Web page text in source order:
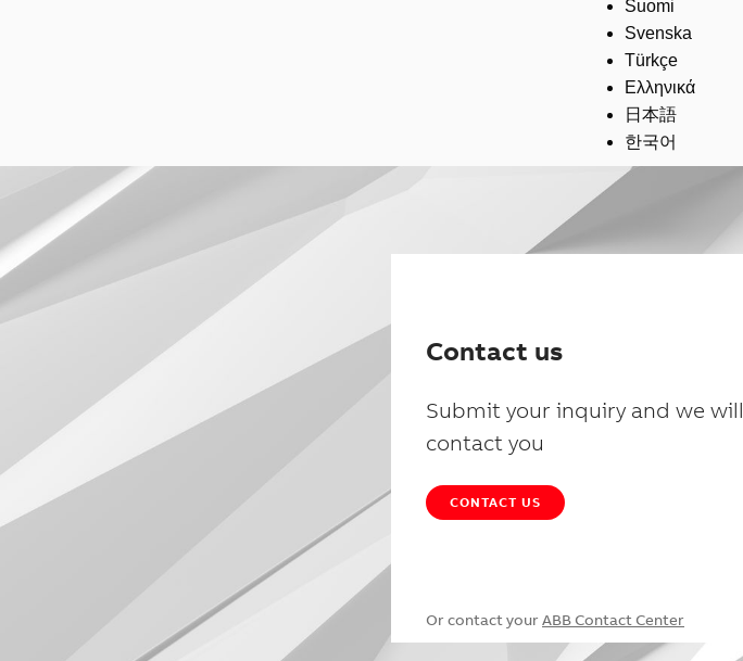
Suomi
Svenska
Türkçe
Ελληνικά
日本語
한국어
Contact us
Submit your inquiry and we will
contact you
CONTACT US
Or contact your ABB Contact Center